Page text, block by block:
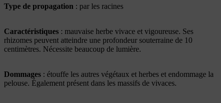
Type de propagation : par les racines
Caractéristiques : mauvaise herbe vivace et vigoureuse. Ses
rhizomes peuvent atteindre une profondeur souterraine de 10
centimètres. Nécessite beaucoup de lumière.
Dommages : étouffe les autres végétaux et herbes et endommage la
pelouse. Également présent dans les massifs de vivaces.